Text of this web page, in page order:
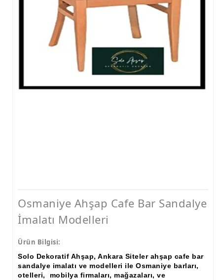
Osmaniye Ahşap Cafe Bar Sandalye
İmalatı Modelleri
Ürün Bilgisi:
Solo Dekoratif Ahşap, Ankara Siteler ahşap cafe bar
sandalye imalatı ve modelleri ile Osmaniye barları,
otelleri, mobilya firmaları, mağazaları, ve